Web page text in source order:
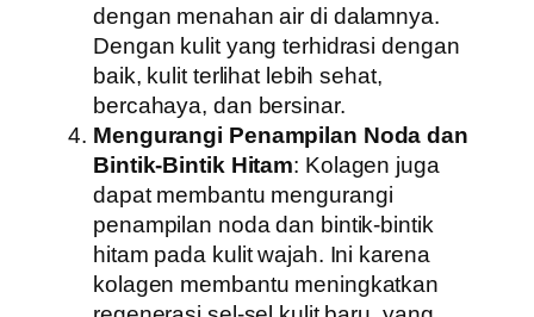
dengan menahan air di dalamnya.
Dengan kulit yang terhidrasi dengan
baik, kulit terlihat lebih sehat,
bercahaya, dan bersinar.
Mengurangi Penampilan Noda dan
Bintik-Bintik Hitam: Kolagen juga
dapat membantu mengurangi
penampilan noda dan bintik-bintik
hitam pada kulit wajah. Ini karena
kolagen membantu meningkatkan